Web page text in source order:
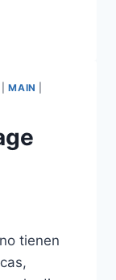
|MAIN
tienen